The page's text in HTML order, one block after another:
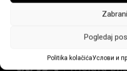
Zabrani
Pogledaj
Politika kolačićaУслови и
агент.